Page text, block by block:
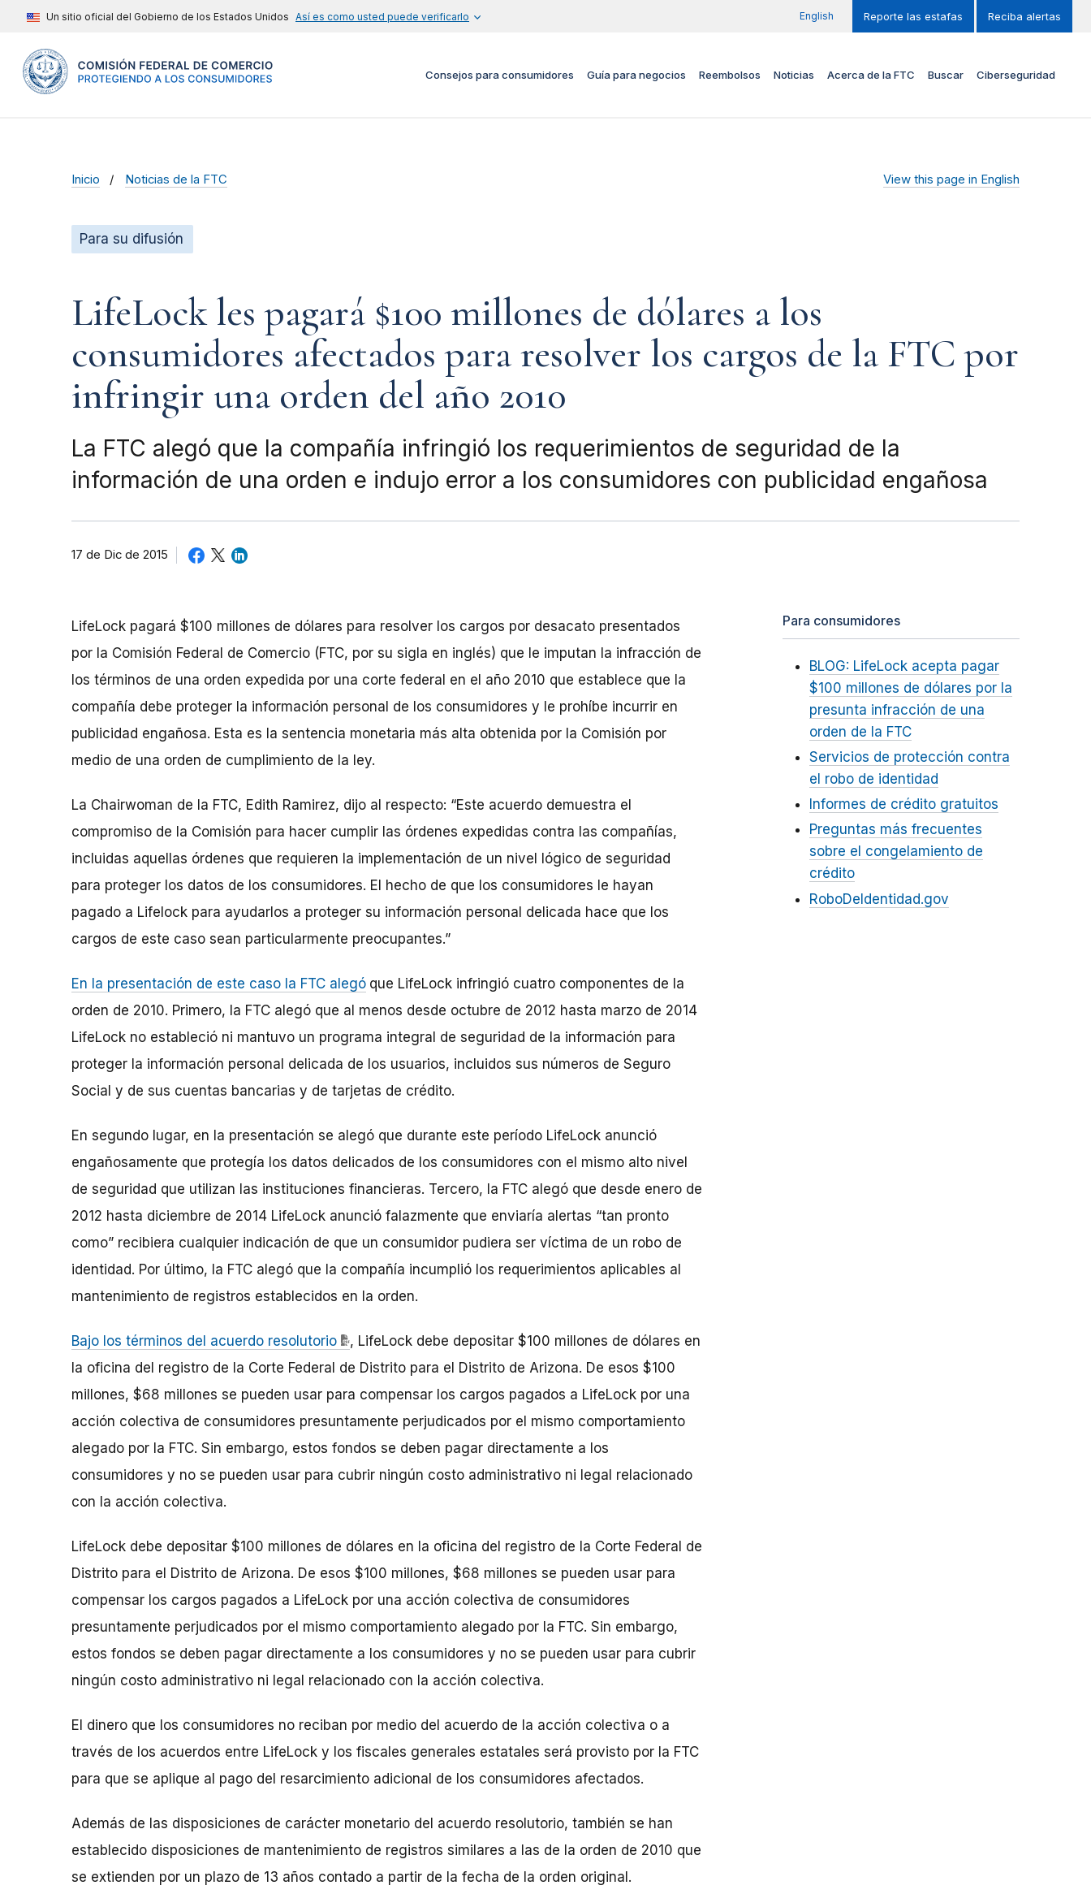
Un sitio oficial del Gobierno de los Estados Unidos Así es como usted puede verificarlo English Reporte las estafas Reciba alertas
Consejos para consumidores Guía para negocios Reembolsos Noticias Acerca de la FTC Buscar Ciberseguridad
Inicio Noticias de la FTC View this page in English
Para su difusión
LifeLock les pagará $100 millones de dólares a los
consumidores afectados para resolver los cargos de la FTC por
infringir una orden del año 2010
La FTC alegó que la compañía infringió los requerimientos de seguridad de la
información de una orden e indujo error a los consumidores con publicidad engañosa
17 de Dic de 2015
LifeLock pagará $100 millones de dólares para resolver los cargos por desacato presentados
por la Comisión Federal de Comercio (FTC, por su sigla en inglés) que le imputan la infracción de
los términos de una orden expedida por una corte federal en el año 2010 que establece que la
compañía debe proteger la información personal de los consumidores y le prohíbe incurrir en
publicidad engañosa. Esta es la sentencia monetaria más alta obtenida por la Comisión por
medio de una orden de cumplimiento de la ley.
La Chairwoman de la FTC, Edith Ramirez, dijo al respecto: “Este acuerdo demuestra el
compromiso de la Comisión para hacer cumplir las órdenes expedidas contra las compañías,
incluidas aquellas órdenes que requieren la implementación de un nivel lógico de seguridad
para proteger los datos de los consumidores. El hecho de que los consumidores le hayan
pagado a Lifelock para ayudarlos a proteger su información personal delicada hace que los
cargos de este caso sean particularmente preocupantes.”
En la presentación de este caso la FTC alegó que LifeLock infringió cuatro componentes de la
orden de 2010. Primero, la FTC alegó que al menos desde octubre de 2012 hasta marzo de 2014
LifeLock no estableció ni mantuvo un programa integral de seguridad de la información para
proteger la información personal delicada de los usuarios, incluidos sus números de Seguro
Social y de sus cuentas bancarias y de tarjetas de crédito.
En segundo lugar, en la presentación se alegó que durante este período LifeLock anunció
engañosamente que protegía los datos delicados de los consumidores con el mismo alto nivel
de seguridad que utilizan las instituciones financieras. Tercero, la FTC alegó que desde enero de
2012 hasta diciembre de 2014 LifeLock anunció falazmente que enviaría alertas “tan pronto
como” recibiera cualquier indicación de que un consumidor pudiera ser víctima de un robo de
identidad. Por último, la FTC alegó que la compañía incumplió los requerimientos aplicables al
mantenimiento de registros establecidos en la orden.
Bajo los términos del acuerdo resolutorio
, LifeLock debe depositar $100 millones de dólares en
la oficina del registro de la Corte Federal de Distrito para el Distrito de Arizona. De esos $100
millones, $68 millones se pueden usar para compensar los cargos pagados a LifeLock por una
acción colectiva de consumidores presuntamente perjudicados por el mismo comportamiento
alegado por la FTC. Sin embargo, estos fondos se deben pagar directamente a los
consumidores y no se pueden usar para cubrir ningún costo administrativo ni legal relacionado
con la acción colectiva.
LifeLock debe depositar $100 millones de dólares en la oficina del registro de la Corte Federal de
Distrito para el Distrito de Arizona. De esos $100 millones, $68 millones se pueden usar para
compensar los cargos pagados a LifeLock por una acción colectiva de consumidores
presuntamente perjudicados por el mismo comportamiento alegado por la FTC. Sin embargo,
estos fondos se deben pagar directamente a los consumidores y no se pueden usar para cubrir
ningún costo administrativo ni legal relacionado con la acción colectiva.
El dinero que los consumidores no reciban por medio del acuerdo de la acción colectiva o a
través de los acuerdos entre LifeLock y los fiscales generales estatales será provisto por la FTC
para que se aplique al pago del resarcimiento adicional de los consumidores afectados.
Además de las disposiciones de carácter monetario del acuerdo resolutorio, también se han
establecido disposiciones de mantenimiento de registros similares a las de la orden de 2010 que
se extienden por un plazo de 13 años contado a partir de la fecha de la orden original.
Para consumidores
BLOG: LifeLock acepta pagar
$100 millones de dólares por la
presunta infracción de una
orden de la FTC
Servicios de protección contra
el robo de identidad
Informes de crédito gratuitos
Preguntas más frecuentes
sobre el congelamiento de
crédito
RoboDeIdentidad.gov